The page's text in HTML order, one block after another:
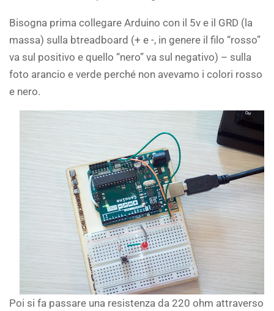
Bisogna prima collegare Arduino con il 5v e il GRD (la
massa) sulla btreadboard (+ e -, in genere il filo “rosso”
va sul positivo e quello “nero” va sul negativo) – sulla
foto arancio e verde perché non avevamo i colori rosso
e nero.
Poi si fa passare una resistenza da 220 ohm attraverso